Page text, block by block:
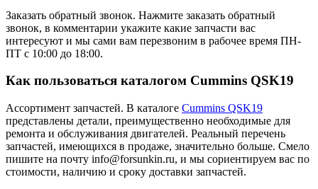
Заказать обратный звонок. Нажмите заказать обратный
звонок, в комментарии укажите какие запчасти вас
интересуют и мы сами вам перезвоним в рабочее время ПН-
ПТ с 10:00 до 18:00.
Как пользоваться каталогом Cummins QSK19
Ассортимент запчастей. В каталоге Cummins QSK19
представлены детали, преимущественно необходимые для
ремонта и обслуживания двигателей. Реальный перечень
запчастей, имеющихся в продаже, значительно больше. Смело
пишите на почту info@forsunkin.ru, и мы сориентируем вас по
стоимости, наличию и сроку доставки запчастей.